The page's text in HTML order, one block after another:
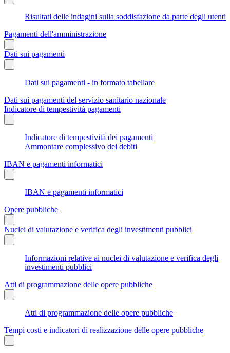
Risultati delle indagini sulla soddisfazione da parte degli utenti
Pagamenti dell'amministrazione
Dati sui pagamenti
Dati sui pagamenti - in formato tabellare
Dati sui pagamenti del servizio sanitario nazionale
Indicatore di tempestività pagamenti
Indicatore di tempestività dei pagamenti
Ammontare complessivo dei debiti
IBAN e pagamenti informatici
IBAN e pagamenti informatici
Opere pubbliche
Nuclei di valutazione e verifica degli investimenti pubblici
Informazioni relative ai nuclei di valutazione e verifica degli
investimenti pubblici
Atti di programmazione delle opere pubbliche
Atti di programmazione delle opere pubbliche
Tempi costi e indicatori di realizzazione delle opere pubbliche